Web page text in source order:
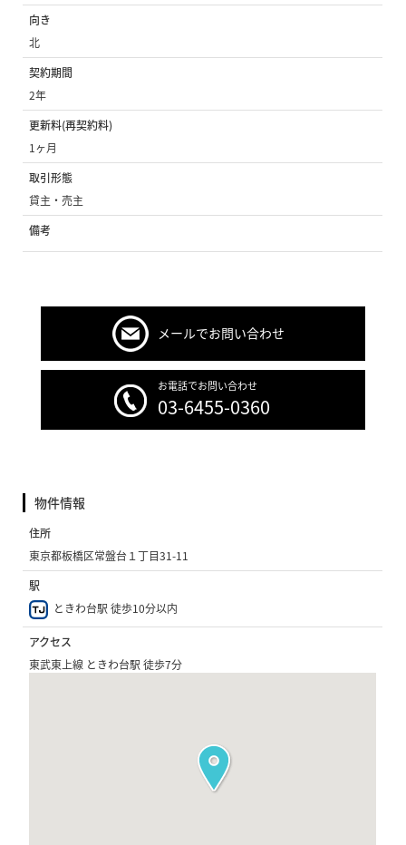
向き
北
契約期間
2年
更新料(再契約料)
1ヶ月
取引形態
貸主・売主
備考
メールでお問い合わせ
お電話でお問い合わせ
03-6455-0360
物件情報
住所
東京都板橋区常盤台１丁目31-11
駅
ときわ台駅 徒歩10分以内
アクセス
東武東上線 ときわ台駅 徒歩7分